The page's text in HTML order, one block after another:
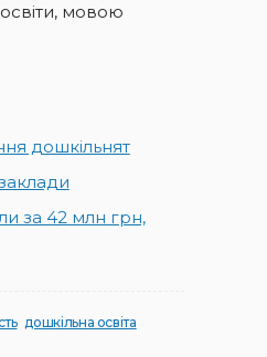
мовою
дошкільнят
за 42 млн грн,
дошкільна освіта